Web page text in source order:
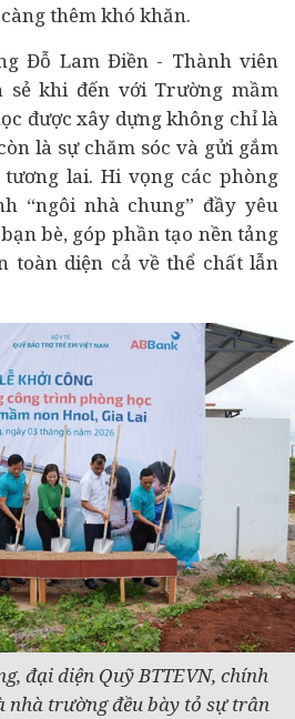
thêm khó khăn.
Đỗ Lam Điền - Thành viên
sẻ khi đến với Trường mầm
được xây dựng không chỉ là
là sự chăm sóc và gửi gắm
lai. Hi vọng các phòng
“ngôi nhà chung” đầy yêu
bè, góp phần tạo nền tảng
toàn diện cả về thể chất lẫn
đại diện Quỹ BTTEVN, chính
nhà trường đều bày tỏ sự trân